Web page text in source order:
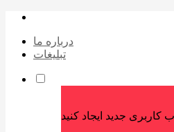
درباره ما
تبلیغات